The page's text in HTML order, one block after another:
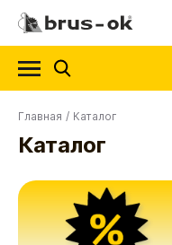
Главная / Каталог
Каталог